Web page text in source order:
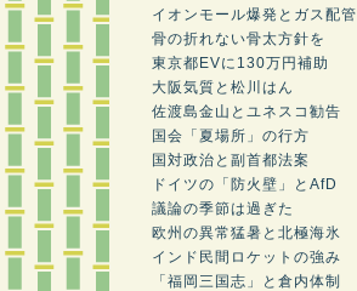
イオンモール爆発とガス配管
骨の折れない骨太方針を
東京都EVに130万円補助
大阪気質と松川はん
佐渡島金山とユネスコ勧告
国会「夏場所」の行方
国対政治と副首都法案
ドイツの「防火壁」とAfD
議論の季節は過ぎた
欧州の異常猛暑と北極海氷
インド民間ロケットの強み
「福岡三国志」と倉内体制